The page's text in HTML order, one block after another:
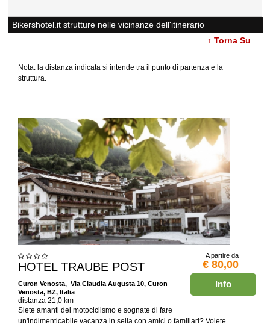
Bikershotel.it strutture nelle vicinanze dell'itinerario
↑ Torna Su
Nota: la distanza indicata si intende tra il punto di partenza e la
struttura.
A partire da
€ 80,00
Info
HOTEL TRAUBE POST
Curon Venosta, Via Claudia Augusta 10, Curon
Venosta, BZ, Italia
distanza 21,0 km
Siete amanti del motociclismo e sognate di fare
un'indimenticabile vacanza in sella con amici o familiari? Volete